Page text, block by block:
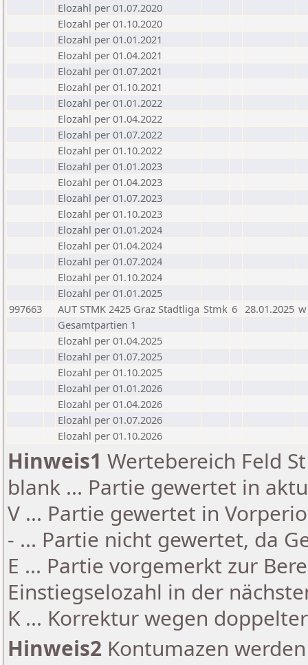
Elozahl per 01.07.2020
Elozahl per 01.10.2020
Elozahl per 01.01.2021
Elozahl per 01.04.2021
Elozahl per 01.07.2021
Elozahl per 01.10.2021
Elozahl per 01.01.2022
Elozahl per 01.04.2022
Elozahl per 01.07.2022
Elozahl per 01.10.2022
Elozahl per 01.01.2023
Elozahl per 01.04.2023
Elozahl per 01.07.2023
Elozahl per 01.10.2023
Elozahl per 01.01.2024
Elozahl per 01.04.2024
Elozahl per 01.07.2024
Elozahl per 01.10.2024
Elozahl per 01.01.2025
997663
AUT STMK 2425 Graz Stadtliga Stmk 6 28.01.2025 w
Gesamtpartien 1
Elozahl per 01.04.2025
Elozahl per 01.07.2025
Elozahl per 01.10.2025
Elozahl per 01.01.2026
Elozahl per 01.04.2026
Elozahl per 01.07.2026
Elozahl per 01.10.2026
Hinweis1 Wertebereich Feld
blank ... Partie gewertet in
V ... Partie gewertet in
- ... Partie nicht gewertet, da
E ... Partie vorgemerkt zur
Einstiegselozahl in der
K ... Korrektur wegen
Hinweis2 Kontumazen